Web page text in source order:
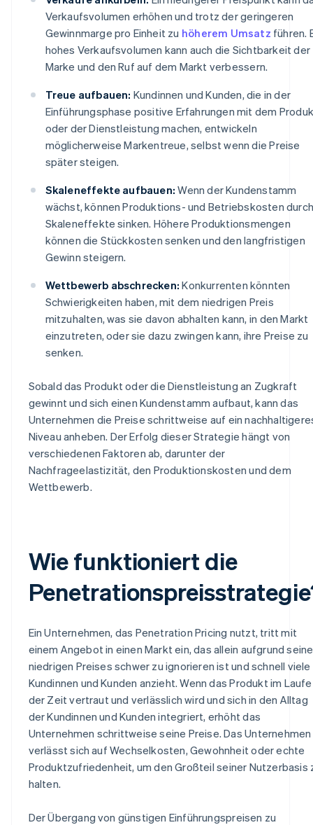
Verkaufsvolumen erhöhen und trotz der geringeren
Gewinnmarge pro Einheit zu höherem Umsatz führen.
hohes Verkaufsvolumen kann auch die Sichtbarkeit der
Marke und den Ruf auf dem Markt verbessern.
Treue aufbauen: Kundinnen und Kunden, die in der
Einführungsphase positive Erfahrungen mit dem
oder der Dienstleistung machen, entwickeln
möglicherweise Markentreue, selbst wenn die Preise
später steigen.
Skaleneffekte aufbauen: Wenn der Kundenstamm
wächst, können Produktions- und Betriebskosten durch
Skaleneffekte sinken. Höhere Produktionsmengen
können die Stückkosten senken und den langfristigen
Gewinn steigern.
Wettbewerb abschrecken: Konkurrenten könnten
Schwierigkeiten haben, mit dem niedrigen Preis
mitzuhalten, was sie davon abhalten kann, in den Markt
einzutreten, oder sie dazu zwingen kann, ihre Preise zu
senken.
Sobald das Produkt oder die Dienstleistung an Zugkraft
gewinnt und sich einen Kundenstamm aufbaut, kann das
Unternehmen die Preise schrittweise auf ein
Niveau anheben. Der Erfolg dieser Strategie hängt von
verschiedenen Faktoren ab, darunter der
Nachfrageelastizität, den Produktionskosten und dem
Wettbewerb.
Wie funktioniert die
Ein Unternehmen, das Penetration Pricing nutzt, tritt mit
einem Angebot in einen Markt ein, das allein aufgrund
niedrigen Preises schwer zu ignorieren ist und schnell viele
Kundinnen und Kunden anzieht. Wenn das Produkt im Laufe
der Zeit vertraut und verlässlich wird und sich in den Alltag
der Kundinnen und Kunden integriert, erhöht das
Unternehmen schrittweise seine Preise. Das Unternehmen
verlässt sich auf Wechselkosten, Gewohnheit oder echte
Produktzufriedenheit, um den Großteil seiner Nutzerbasis
halten.
Der Übergang von günstigen Einführungspreisen zu